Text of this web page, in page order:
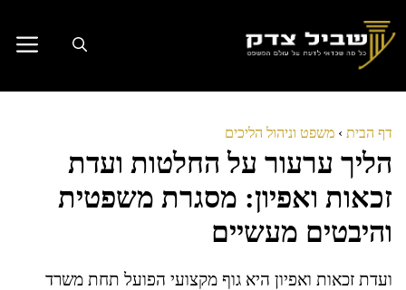
לתוכן
דף הבית › משפט וניהול הליכים
הליך ערעור על החלטות ועדת
זכאות ואפיון: מסגרת משפטית
והיבטים מעשיים
ועדת זכאות ואפיון היא גוף מקצועי הפועל תחת משרד